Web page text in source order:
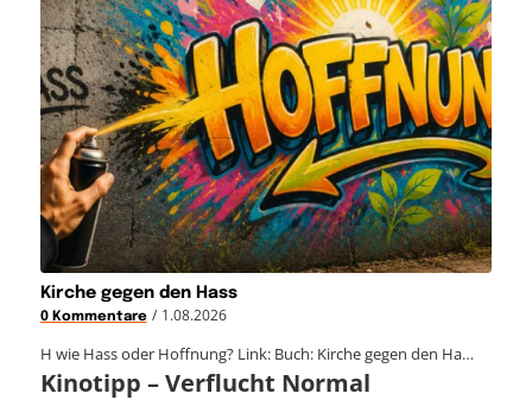
Kirche gegen den Hass
0 Kommentare / 1.08.2026
H wie Hass oder Hoffnung? Link: Buch: Kirche gegen den Ha…
Kinotipp – Verflucht Normal